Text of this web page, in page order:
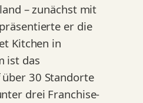
– zunächst mit
er die
Kitchen in
ist das
30 Standorte
drei Franchise-